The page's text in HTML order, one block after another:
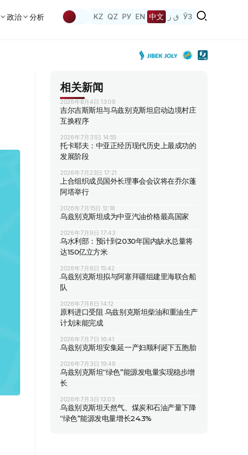
政治 分析 KZ QZ РУ EN 中文 ق ز ЎЗ
相关新闻
2026年8月4日 13:09
吉尔吉斯斯坦与乌兹别克斯坦启动边境村庄
互换程序
2026年7月31日 14:55
托卡耶夫：中亚正经历现代历史上最成功的
发展阶段
2026年7月23日 17:21
上合组织成员国外长理事会会议将在乔尔蓬
阿塔举行
2026年7月15日 12:18
乌兹别克斯坦成为中亚汽油价格最高国家
2026年7月9日 17:43
乌水利部：预计到2030年国内缺水总量将
达150亿立方米
2026年7月8日 15:42
乌兹别克斯坦拟与阿塞拜疆组建里海联合船
队
2026年7月8日 14:12
原料进口受阻 乌兹别克斯坦柴油和重油生产
计划未能完成
2026年7月7日 16:41
乌兹别克斯坦安集延一产妇顺利诞下五胞胎
2026年7月3日 19:49
乌兹别克斯坦“绿色”能源发电量实现稳步增
长
2026年7月3日 12:03
乌兹别克斯坦天然气、煤炭和石油产量下降
“绿色”能源发电量增长24.3%